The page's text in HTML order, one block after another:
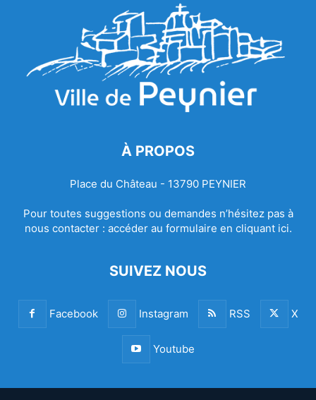
À PROPOS
Place du Château - 13790 PEYNIER
Pour toutes suggestions ou demandes n’hésitez pas à
nous contacter : accéder au formulaire en cliquant ici.
SUIVEZ NOUS
Facebook Instagram RSS X
Youtube